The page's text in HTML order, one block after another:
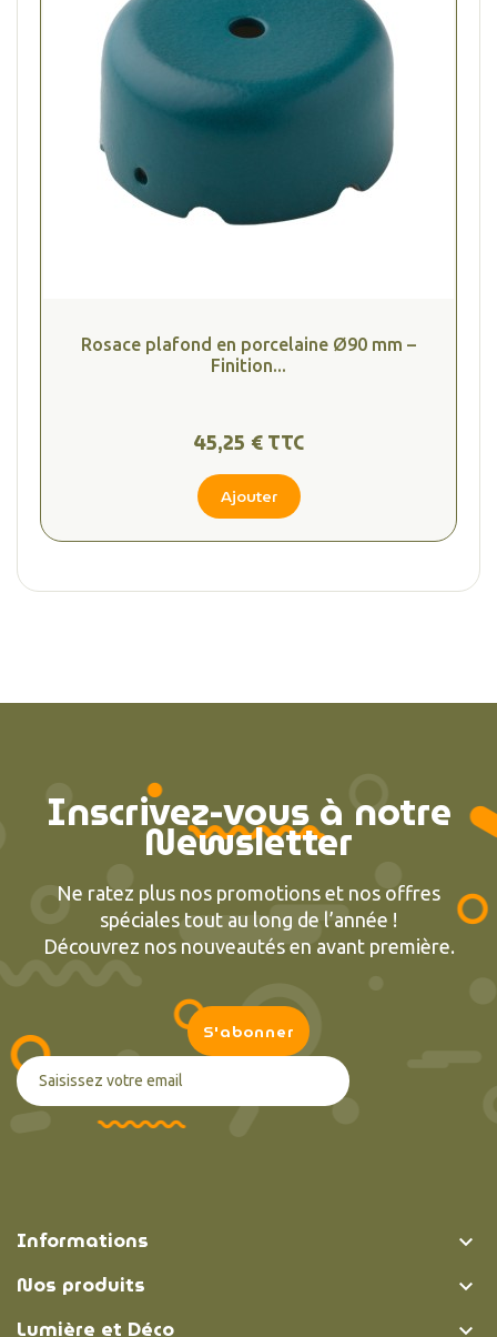
Rosace plafond en porcelaine Ø90 mm –
Finition...
45,25 € TTC
Ajouter
Inscrivez-vous à notre
Newsletter
Ne ratez plus nos promotions et nos offres
spéciales tout au long de l’année !
Découvrez nos nouveautés en avant première.
Informations 
Nos produits 
Lumière et Déco 